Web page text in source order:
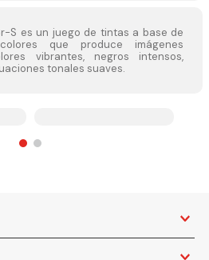
S es un juego de tintas a base de
que produce imágenes
vibrantes, negros intensos,
tonales suaves.